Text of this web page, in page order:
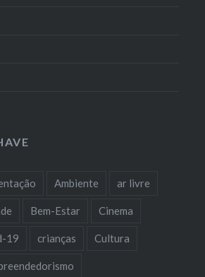
Ambiente ar livre
Bem-Estar Cinema
19 crianças Cultura